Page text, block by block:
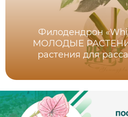
Филодендрон
МОЛОДЫЕ
растения для